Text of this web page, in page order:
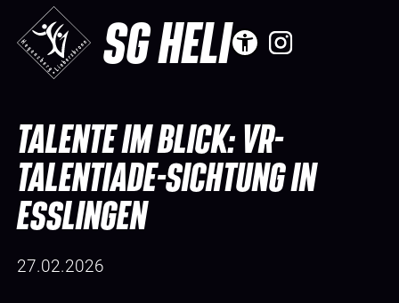
SG HELI
TALENTE IM BLICK: VR-
TALENTIADE-SICHTUNG IN
ESSLINGEN
27.02.2026